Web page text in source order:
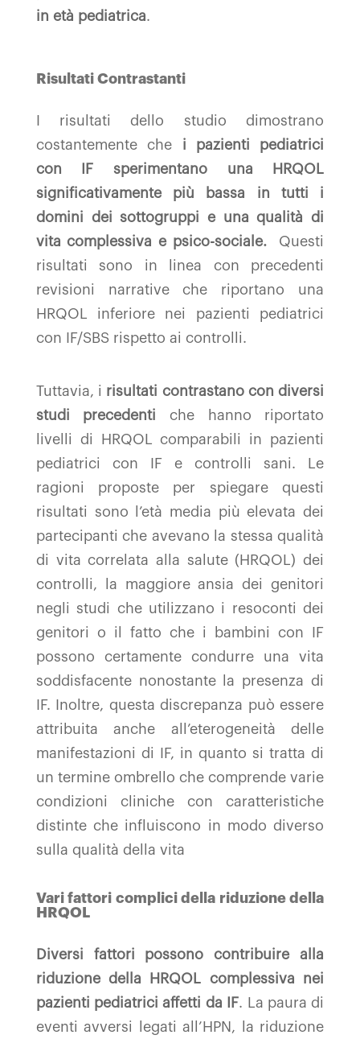
in età pediatrica.
Risultati Contrastanti
I risultati dello studio dimostrano
costantemente che i pazienti pediatrici
con IF sperimentano una HRQOL
significativamente più bassa in tutti i
domini dei sottogruppi e una qualità di
vita complessiva e psico-sociale. Questi
risultati sono in linea con precedenti
revisioni narrative che riportano una
HRQOL inferiore nei pazienti pediatrici
con IF/SBS rispetto ai controlli.
Tuttavia, i risultati contrastano con diversi
studi precedenti che hanno riportato
livelli di HRQOL comparabili in pazienti
pediatrici con IF e controlli sani. Le
ragioni proposte per spiegare questi
risultati sono l’età media più elevata dei
partecipanti che avevano la stessa qualità
di vita correlata alla salute (HRQOL) dei
controlli, la maggiore ansia dei genitori
negli studi che utilizzano i resoconti dei
genitori o il fatto che i bambini con IF
possono certamente condurre una vita
soddisfacente nonostante la presenza di
IF. Inoltre, questa discrepanza può essere
attribuita anche all’eterogeneità delle
manifestazioni di IF, in quanto si tratta di
un termine ombrello che comprende varie
condizioni cliniche con caratteristiche
distinte che influiscono in modo diverso
sulla qualità della vita
Vari fattori complici della riduzione della
HRQOL
Diversi fattori possono contribuire alla
riduzione della HRQOL complessiva nei
pazienti pediatrici affetti da IF. La paura di
eventi avversi legati all’HPN, la riduzione